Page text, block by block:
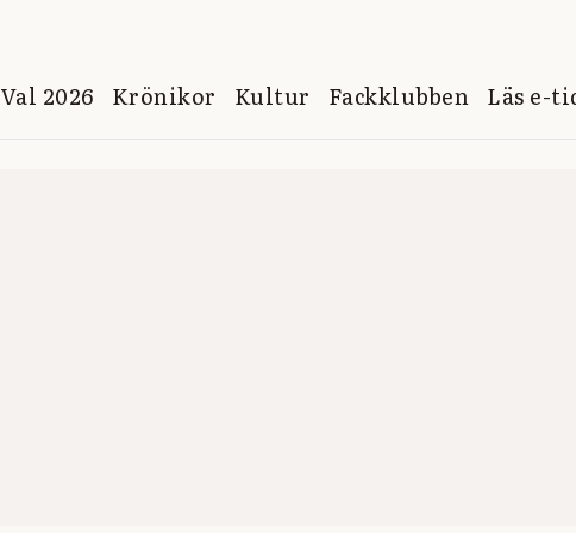
Val 2026 Krönikor Kultur Fackklubben Läs e-